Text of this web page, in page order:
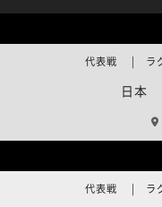
日本
代表戦 | ラグ
代表戦 | ラグ